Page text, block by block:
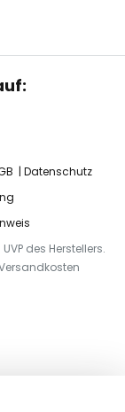
Datenschutz
des Herstellers.
Versandkosten